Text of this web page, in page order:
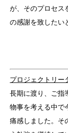
が、そのプロセス
の感謝を致したい
プロジェクトリー
長期に渡り、ご指
物事を考える中で
痛感しました。そ